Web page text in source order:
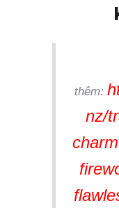
thêm:
nz/